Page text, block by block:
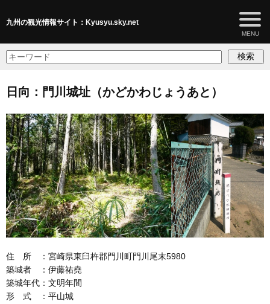
九州の観光情報サイト：Kyusyu.sky.net
検索
日向：門川城址（かどかわじょうあと）
住 所 ：宮崎県東臼杵郡門川町門川尾末5980
築城者 ：伊藤祐堯
築城年代：文明年間
形 式 ：平山城